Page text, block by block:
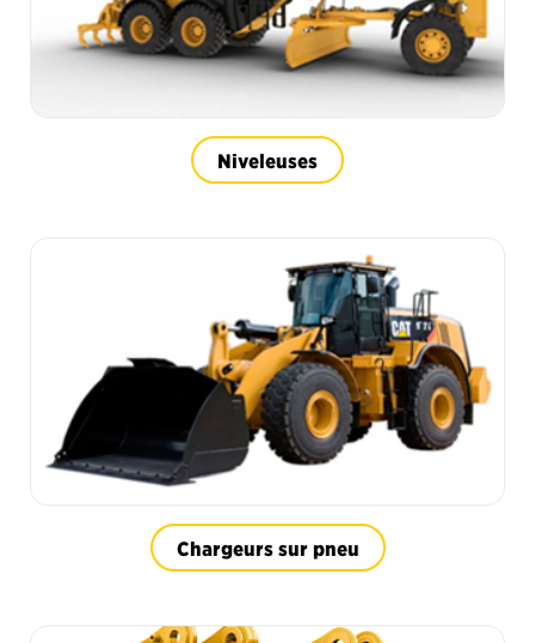
Niveleuses
Chargeurs sur pneu